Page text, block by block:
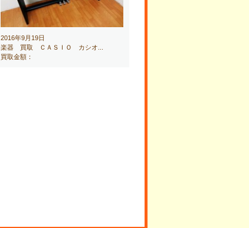
2016年9月19日
楽器 買取 ＣＡＳＩＯ カシオ...
買取金額：